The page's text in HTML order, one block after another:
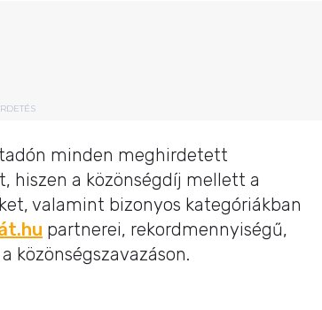
minden meghirdetett
hiszen a közönségdíj mellett a
valamint bizonyos kategóriákban
partnerei, rekordmennyiségű,
közönségszavazáson.